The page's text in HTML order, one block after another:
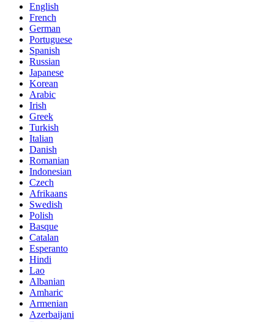
English
French
German
Portuguese
Spanish
Russian
Japanese
Korean
Arabic
Irish
Greek
Turkish
Italian
Danish
Romanian
Indonesian
Czech
Afrikaans
Swedish
Polish
Basque
Catalan
Esperanto
Hindi
Lao
Albanian
Amharic
Armenian
Azerbaijani